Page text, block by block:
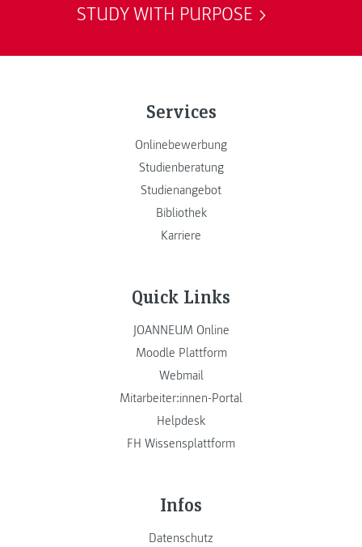
STUDY WITH PURPOSE
Services
Onlinebewerbung
Studienberatung
Studienangebot
Bibliothek
Karriere
Quick Links
JOANNEUM Online
Moodle Plattform
Webmail
Mitarbeiter:innen-Portal
Helpdesk
FH Wissensplattform
Infos
Datenschutz